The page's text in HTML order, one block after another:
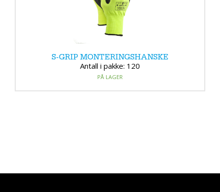
S-GRIP MONTERINGSHANSKE
Antall i pakke: 120
PÅ LAGER